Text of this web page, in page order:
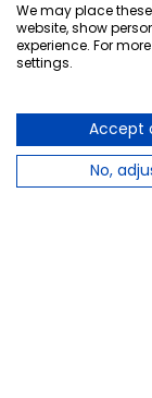
We may place
website, show
experience. For
settings.
Accept
No,